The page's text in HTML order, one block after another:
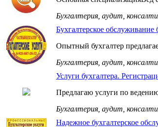
Бухгалтерия, аудит,
Бухгалтерское обслуживание
Опытный бухгалтер
Бухгалтерия, аудит,
Услуги бухгалтера.
Предлагаю услуги по
Бухгалтерия, аудит,
Надежное бухгалтерское